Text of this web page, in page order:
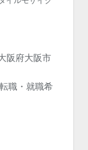
阪府大阪市
職・就職希